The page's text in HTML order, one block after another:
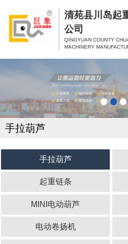
清苑县川岛起
公司
QINGYUAN COUNTY
MACHINERY
手拉葫芦
手拉葫芦
起重链条
MINI电动葫芦
电动卷扬机